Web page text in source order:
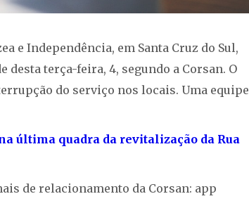
e Independência, em Santa Cruz do Sul,
desta terça-feira, 4, segundo a Corsan. O
do serviço nos locais. Uma equipe
última quadra da revitalização da Rua
de relacionamento da Corsan: app